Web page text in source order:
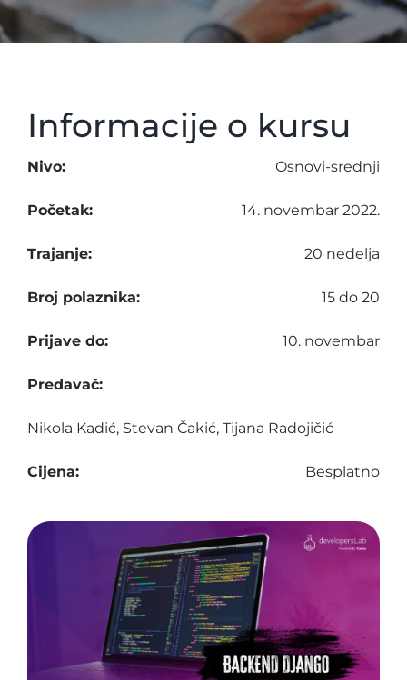
Informacije o kursu
Nivo: Osnovi-srednji
Početak: 14. novembar 2022.
Trajanje: 20 nedelja
Broj polaznika: 15 do 20
Prijave do: 10. novembar
Predavač:
Nikola Kadić, Stevan Čakić, Tijana Radojičić
Cijena: Besplatno